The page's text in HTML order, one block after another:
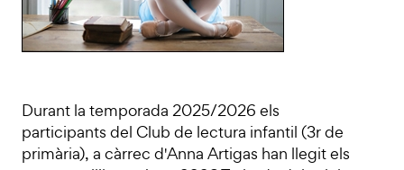
Durant la temporada 2025/2026 els
participants del Club de lectura infantil (3r de
primària), a càrrec d'Anna Artigas han llegit els